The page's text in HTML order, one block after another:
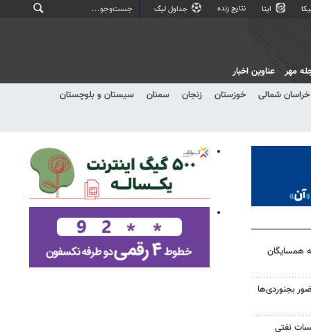
ایتا نتایج زنده جداول لیگ
خراسان شمالی خوزستان زنجان سمنان
سیستان و بلوچستان
مهر عناوین اخبار
همسایگان
بجنوردی‌ها
نفتی